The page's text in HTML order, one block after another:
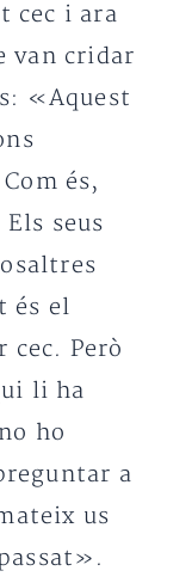
cec i ara
van cridar
«Aquest
és,
seus
és el
Però
li ha
ho
a
us